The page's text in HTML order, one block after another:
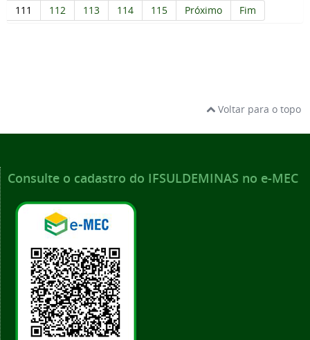
111
112 113 114 115 Próximo Fim
Voltar para o topo
Consulte o cadastro do IFSULDEMINAS no e-MEC